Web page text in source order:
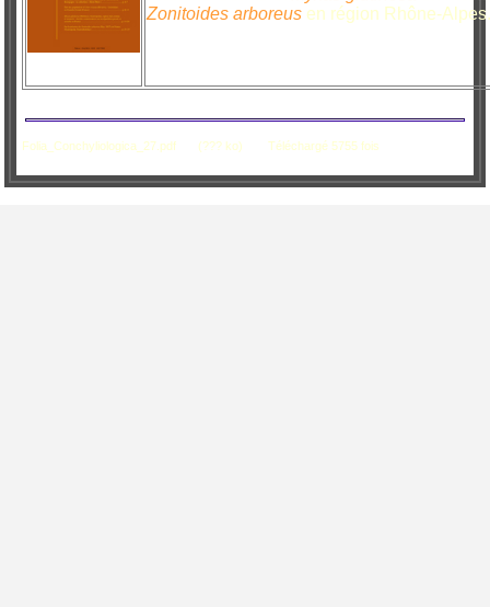
Zonitoides arboreus en région Rhône-Alpes.
Folia_Conchyliologica_27.pdf (??? ko) Téléchargé 5755 fois